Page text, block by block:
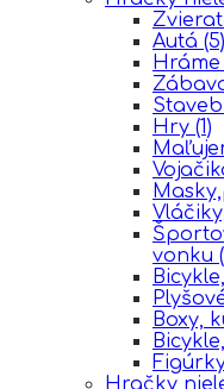
Autá (5)
Hry (1)
vonku
Boxy,
Hračky